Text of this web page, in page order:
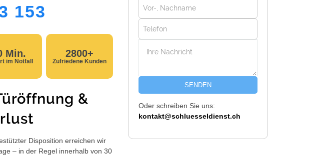
153
Min.
im Notfall
2800+
Zufriedene Kunden
&
Disposition erreichen wir
– in der Regel innerhalb von 30
SENDEN
Oder schreiben Sie uns:
kontakt@schluesseldienst.ch